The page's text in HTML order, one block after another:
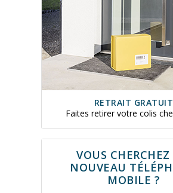
RETRAIT GRATUIT
Faites retirer votre colis
VOUS
NOUVEAU
MOBILE ?